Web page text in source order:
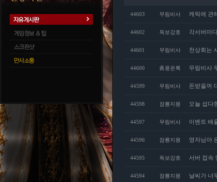
44603 무림비사 케릭에 관
44602 독보강호 각서버마
44601 무림비사 천상회는
44600 眞풍운록 무림비사
44599 무림비사 돈받을꺼
44598 잠룡지몽 오늘 섭다
44597 무림비사 이벤트 배
44596 잠룡지몽 영자님아
44595 독보강호 서버 접속
44594 잠룡지몽 날씨가 너